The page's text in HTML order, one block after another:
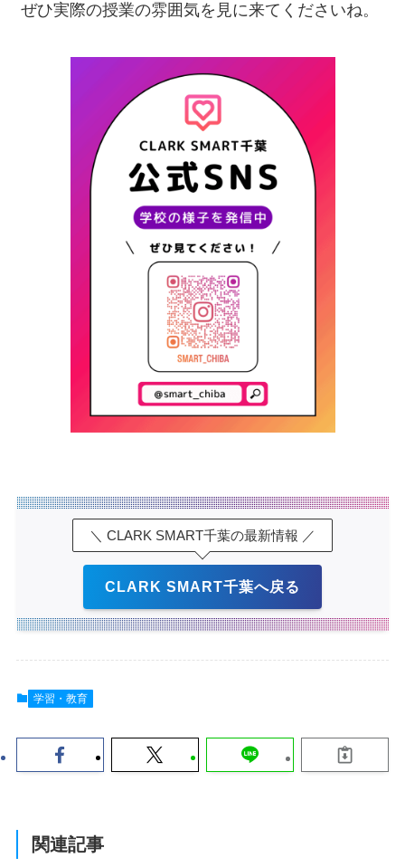
ぜひ実際の授業の雰囲気を見に来てくださいね。
＼ CLARK SMART千葉の最新情報 ／
CLARK SMART千葉へ戻る
学習・教育
関連記事